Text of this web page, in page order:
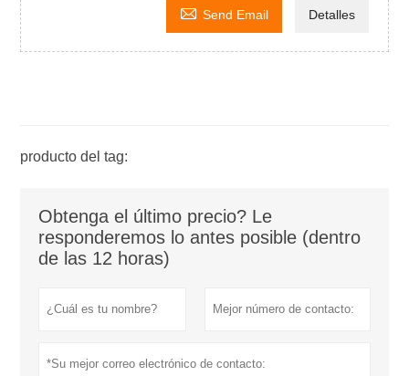
 Send Email Detalles
producto del tag:
Obtenga el último precio? Le
responderemos lo antes posible (dentro
de las 12 horas)